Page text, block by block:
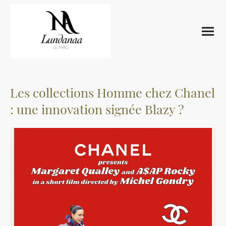
Les collections Homme chez Chanel
: une innovation signée Blazy ?